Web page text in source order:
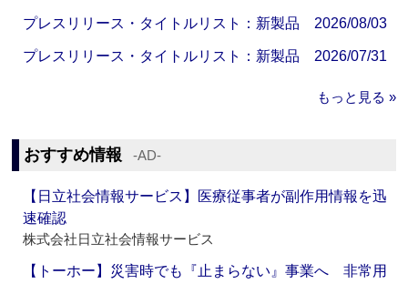
プレスリリース・タイトルリスト：新製品 2026/08/03
プレスリリース・タイトルリスト：新製品 2026/07/31
もっと見る »
おすすめ情報 ‐AD‐
【日立社会情報サービス】医療従事者が副作用情報を迅
速確認
株式会社日立社会情報サービス
【トーホー】災害時でも『止まらない』事業へ 非常用